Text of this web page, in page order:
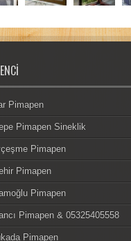
Pimapen
Pimapen Sineklik
Pimapen
Pimapen
Pimapen
Pimapen & 05325405558
Pimapen